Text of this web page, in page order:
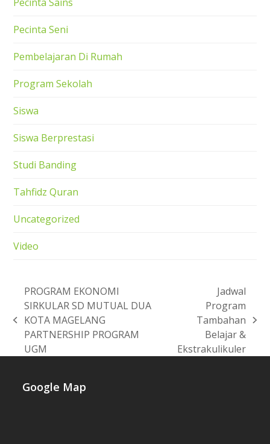
Pecinta Seni
Pembelajaran Di Rumah
Program Sekolah
Siswa
Siswa Berprestasi
Studi Banding
Tahfidz Quran
Uncategorized
Video
previous
post:
PROGRAM EKONOMI
SIRKULAR SD MUTUAL DUA
KOTA MAGELANG
PARTNERSHIP PROGRAM
UGM
Jadwal
Program
Tambahan
Belajar &
Ekstrakulikuler
Google Map